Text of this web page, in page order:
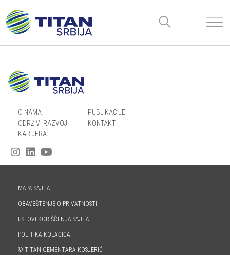
O NAMA
ODRŽIVI RAZVOJ
KARIJERA
PUBLIKACIJE
KONTAKT
MAPA SAJTA
OBAVEŠTENJE O PRIVATNOSTI
USLOVI KORIŠĆENJA SAJTA
POLITIKA KOLAČIĆA
© TITAN CEMENTARA KOSJERIĆ